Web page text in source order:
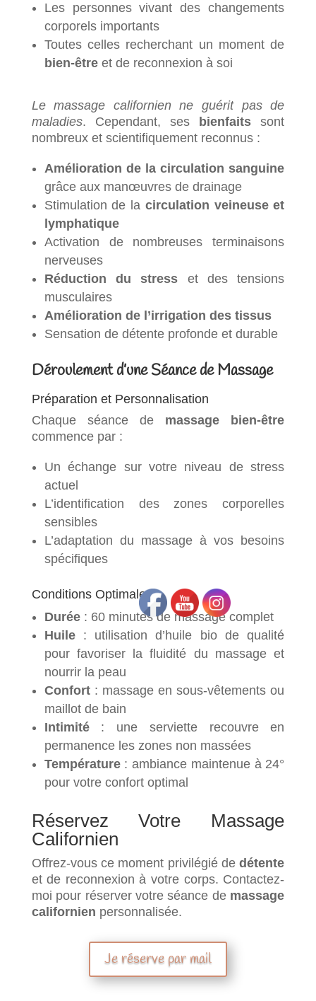
Les personnes vivant des changements
corporels importants
Toutes celles recherchant un moment de
bien-êtreet de reconnexion à soi
Le massage californien ne guérit pas de
maladies. Cependant, ses bienfaits sont
nombreux et scientifiquement reconnus :
Amélioration de la circulation sanguine
grâce aux manœuvres de drainage
Stimulation de la circulation veineuse et
lymphatique
Activation de nombreuses terminaisons
nerveuses
Réduction du stress et des tensions
musculaires
Amélioration de l’irrigation des tissus
Sensation de détente profonde et durable
Déroulement d’une Séance de Massage
Préparation et Personnalisation
Chaque séance de massage bien-être
commence par :
Un échange sur votre niveau de stress
actuel
L’identification des zones corporelles
sensibles
L’adaptation du massage à vos besoins
spécifiques
Conditions Optimales
Durée: 60 minutes de massage complet
Huile: utilisation d’huile bio de qualité
pour favoriser la fluidité du massage et
nourrir la peau
Confort: massage en sous-vêtements ou
maillot de bain
Intimité: une serviette recouvre en
permanence les zones non massées
Température: ambiance maintenue à 24°
pour votre confort optimal
Réservez Votre Massage
Californien
Offrez-vous ce moment privilégié dedétente
et de reconnexion à votre corps. Contactez-
moi pour réserver votre séance de massage
californien personnalisée.
Je réserve par mail